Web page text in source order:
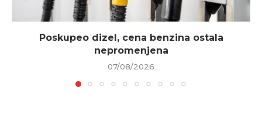
Poskupeo dizel, cena benzina ostala
nepromenjena
07/08/2026